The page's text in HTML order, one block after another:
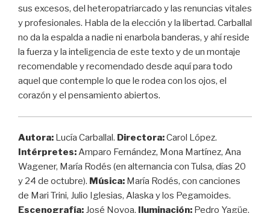
sus excesos, del heteropatriarcado y las renuncias vitales
y profesionales. Habla de la elección y la libertad. Carballal
no da la espalda a nadie ni enarbola banderas, y ahí reside
la fuerza y la inteligencia de este texto y de un montaje
recomendable y recomendado desde aquí para todo
aquel que contemple lo que le rodea con los ojos, el
corazón y el pensamiento abiertos.
Autora: Lucía Carballal. Directora:Carol López.
Intérpretes:Amparo Fernández, Mona Martínez, Ana
Wagener, María Rodés (en alternancia con Tulsa, días 20
y 24 de octubre). Música: María Rodés, con canciones
de Mari Trini, Julio Iglesias, Alaska y los Pegamoides.
Escenografía: José Novoa. Iluminación: Pedro Yagüe.